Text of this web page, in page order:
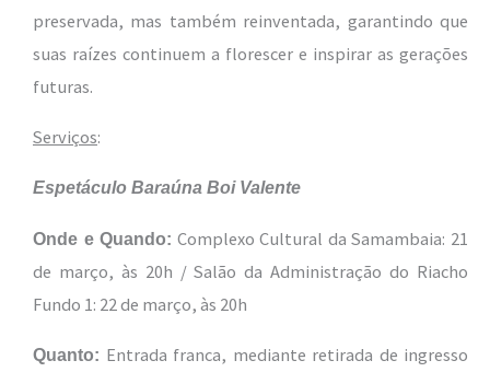
preservada, mas também reinventada, garantindo que
suas raízes continuem a florescer e inspirar as gerações
futuras.
Serviços:
Espetáculo Baraúna Boi Valente
Onde e Quando: Complexo Cultural da Samambaia: 21
de março, às 20h / Salão da Administração do Riacho
Fundo 1: 22 de março, às 20h
Quanto: Entrada franca, mediante retirada de ingresso